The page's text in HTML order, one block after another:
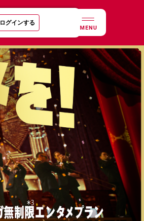
ログインする
MENU